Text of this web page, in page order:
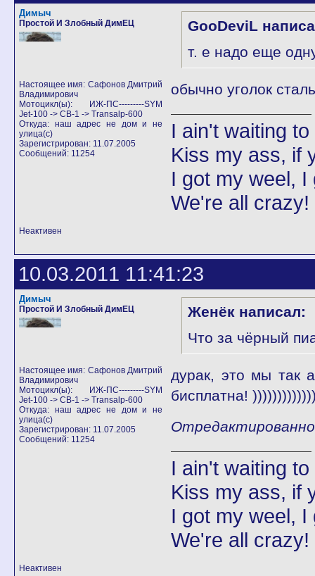
Димыч
Простой И Злобный ДимЕЦ
Настоящее имя: Сафонов Дмитрий
Владимирович
Мотоцикл(ы): ИЖ-ПС---------SYM
Jet-100 -> CB-1 -> Transalp-600
Откуда: наш адрес не дом и не
улица(с)
Зарегистрирован: 11.07.2005
Сообщений: 11254
GooDeviL
т. е надо еще
обычно уголок
I ain't waiting
Kiss my ass, if
I got my weel,
We're all
Неактивен
10.03.2011 11:41:23
Димыч
Простой И Злобный ДимЕЦ
Настоящее имя: Сафонов Дмитрий
Владимирович
Мотоцикл(ы): ИЖ-ПС---------SYM
Jet-100 -> CB-1 -> Transalp-600
Откуда: наш адрес не дом и не
улица(с)
Зарегистрирован: 11.07.2005
Сообщений: 11254
Женёк написал:
Что за чёрный
дурак, это мы так
бисплатна!
I ain't waiting
Kiss my ass, if
I got my weel,
We're all
Неактивен